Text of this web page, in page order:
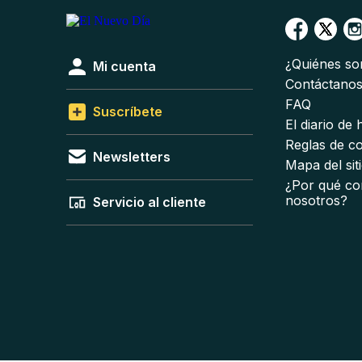
Mi cuenta
Suscríbete
Newsletters
Servicio al cliente
¿Quiénes
FAQ
El diario de
Reglas de
Mapa del
¿Por qué
nosotros?